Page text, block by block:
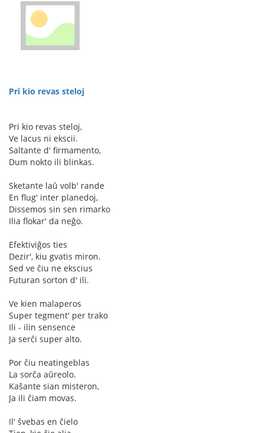
Pri kio revas steloj
Pri kio revas steloj,
Ve lacus ni ekscii.
Saltante d' firmamento,
Dum nokto ili blinkas.
Sketante laŭ volb' rande
En flug' inter planedoj,
Dissemos sin sen rimarko
Ilia flokar' da neĝo.
Efektiviĝos ties
Dezir', kiu gvatis miron.
Sed ve ĉiu ne ekscius
Futuran sorton d' ili.
Ve kien malaperos
Super tegment' per trako
Ili - ilin sensence
Ja serĉi super alto.
Por ĉiu neatingeblas
La sorĉa aŭreolo.
Kaŝante sian misteron,
Ja ili ĉiam movas.
Il' ŝvebas en ĉielo